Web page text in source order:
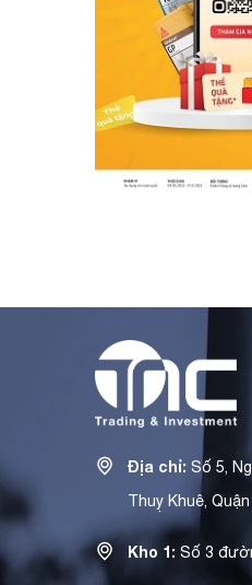
Địa chỉ: Số 5,
Thuỵ Khuê,
Kho 1: Số 3